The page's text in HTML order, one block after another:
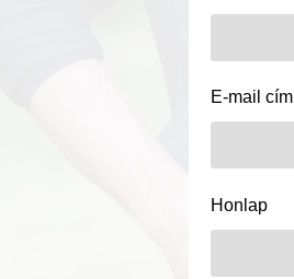
E-mail cím
Honlap